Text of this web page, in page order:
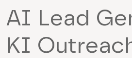
AI Lead
KI